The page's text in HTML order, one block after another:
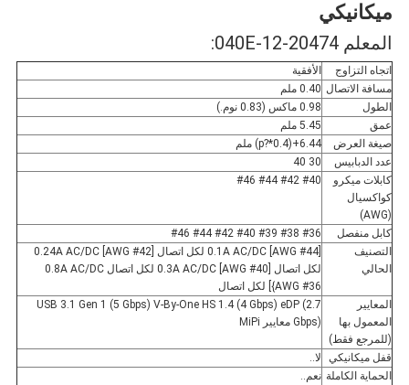
ميكانيكي
المعلم 20474-040E-12:
اتجاه التزاوج
الأفقية
مسافة الاتصال 0.40 ملم
الطول
0.98 ماكس (0.83 نوم.)
عمق
5.45 ملم
صيغة العرض
6.44+(0.4*?p) ملم
عدد الدبابيس
30 40
كابلات ميكرو
كواكسيال
(AWG)
#40 #42 #44 #46
كابل منفصل
#36 #38 #39 #40 #42 #44 #46
التصنيف
الحالي
0.1A AC/DC [AWG #44] لكل اتصال 0.24A AC/DC [AWG #42]
لكل اتصال 0.3A AC/DC [AWG #40] لكل اتصال 0.8A AC/DC
{AWG #36] لكل اتصال
المعايير
المعمول بها
(للمرجع فقط)
USB 3.1 Gen 1 (5 Gbps) V-By-One HS 1.4 (4 Gbps) eDP (2.7
Gbps) معايير MiPi
قفل ميكانيكي
لا..
الحماية الكاملة نعم..